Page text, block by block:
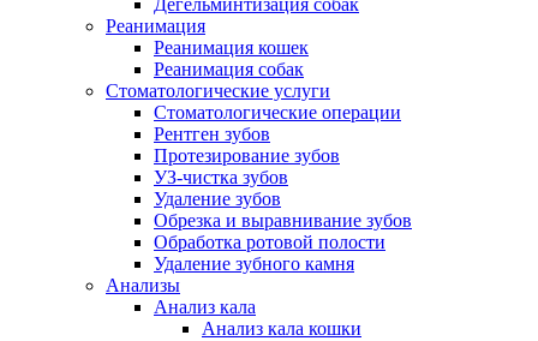
Дегельминтизация собак
Реанимация
Реанимация кошек
Реанимация собак
Стоматологические услуги
Стоматологические операции
Рентген зубов
Протезирование зубов
УЗ-чистка зубов
Удаление зубов
Обрезка и выравнивание зубов
Обработка ротовой полости
Удаление зубного камня
Анализы
Анализ кала
Анализ кала кошки